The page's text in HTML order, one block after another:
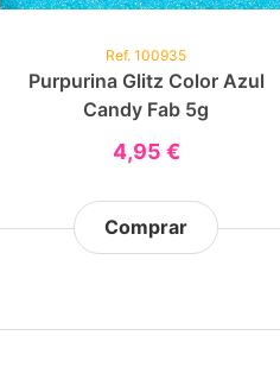
Ref. 100935
Purpurina Glitz Color Azul
Candy Fab 5g
4,95 €
Comprar